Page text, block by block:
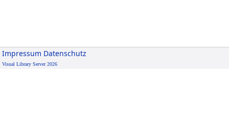
Impressum Datenschutz
Visual Library Server 2026